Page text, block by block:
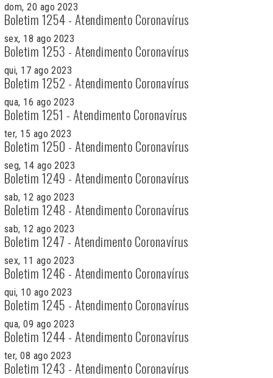
dom, 20 ago 2023
Boletim 1254 - Atendimento Coronavírus
sex, 18 ago 2023
Boletim 1253 - Atendimento Coronavírus
qui, 17 ago 2023
Boletim 1252 - Atendimento Coronavírus
qua, 16 ago 2023
Boletim 1251 - Atendimento Coronavírus
ter, 15 ago 2023
Boletim 1250 - Atendimento Coronavírus
seg, 14 ago 2023
Boletim 1249 - Atendimento Coronavírus
sab, 12 ago 2023
Boletim 1248 - Atendimento Coronavírus
sab, 12 ago 2023
Boletim 1247 - Atendimento Coronavírus
sex, 11 ago 2023
Boletim 1246 - Atendimento Coronavírus
qui, 10 ago 2023
Boletim 1245 - Atendimento Coronavírus
qua, 09 ago 2023
Boletim 1244 - Atendimento Coronavírus
ter, 08 ago 2023
Boletim 1243 - Atendimento Coronavírus